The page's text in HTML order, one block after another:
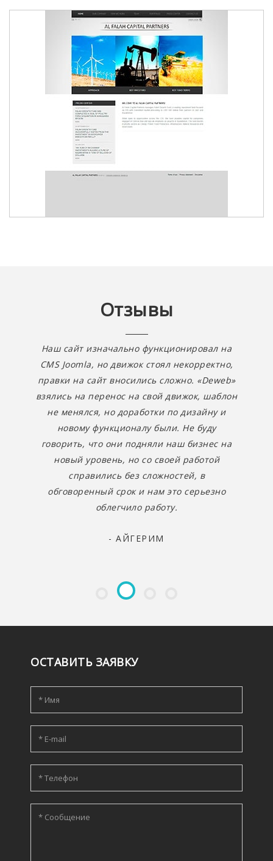
AL FALAH CAPITAL PARTNERS
Отзывы
Наш сайт изначально функционировал на
CMS Joomla, но движок стоял некорректно,
правки на сайт вносились сложно. «Deweb»
взялись на перенос на свой движок, шаблон
не менялся, но доработки по дизайну и
новому функционалу были. Не буду
говорить, что они подняли наш бизнес на
новый уровень, но со своей работой
справились без сложностей, в
обговоренный срок и нам это серьезно
облегчило работу.
- АЙГЕРИМ
ОСТАВИТЬ ЗАЯВКУ